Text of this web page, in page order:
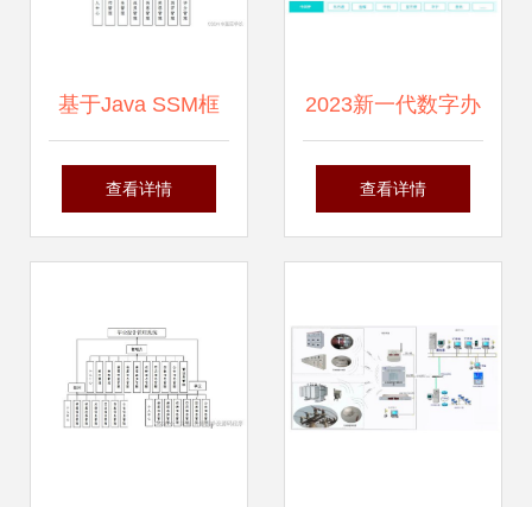
基于Java SSM框
架的学生成绩考核
查看详情
2023新一代数字办
公白皮书正式发布
势
查看详情